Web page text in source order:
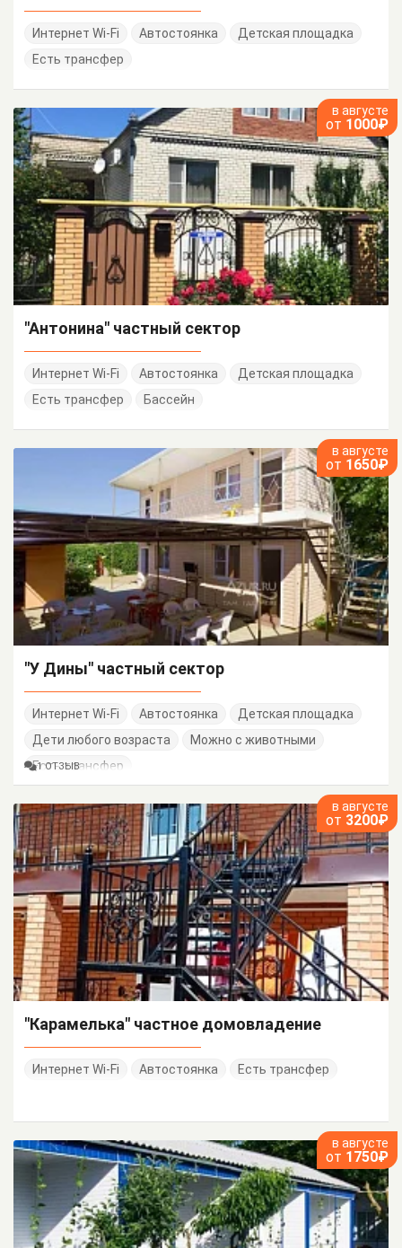
Интернет Wi-Fi Автостоянка
Детская площадка
Есть трансфер
в августе
от 1000₽
"Антонина" частный сектор
Интернет Wi-Fi Автостоянка
Детская площадка
Есть трансфер
Бассейн
в августе
от 1650₽
"У Дины" частный сектор
Интернет Wi-Fi Автостоянка
Детская площадка
Дети любого возраста
Можно с животными
Есть трансфер
1 ОТЗЫВ
в августе
от 3200₽
"Карамелька" частное домовладение
Интернет Wi-Fi Автостоянка Есть трансфер
в августе
от 1750₽